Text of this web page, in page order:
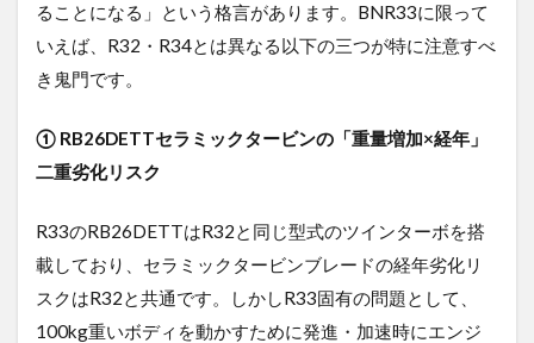
ることになる」という格言があります。BNR33に限って
いえば、R32・R34とは異なる以下の三つが特に注意すべ
き鬼門です。
① RB26DETTセラミックタービンの「重量増加×経年」
二重劣化リスク
R33のRB26DETTはR32と同じ型式のツインターボを搭
載しており、セラミックタービンブレードの経年劣化リ
スクはR32と共通です。しかしR33固有の問題として、
100kg重いボディを動かすために発進・加速時にエンジ